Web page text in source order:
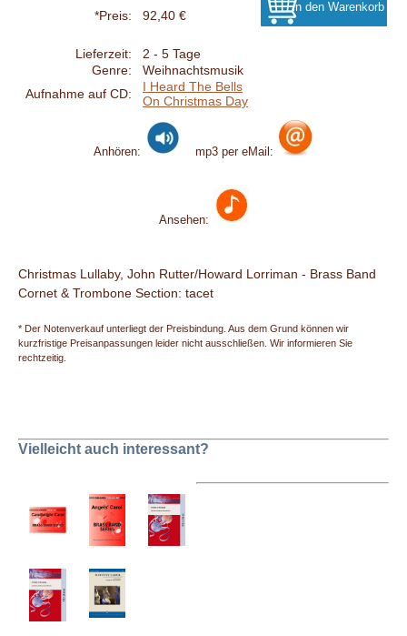
*Preis: 92,40 €
Lieferzeit:
2 - 5 Tage
Genre:
Weihnachtsmusik
Aufnahme auf CD:
I Heard The Bells
On Christmas Day
Anhören: mp3 per eMail:
Ansehen:
Christmas Lullaby, John Rutter/Howard Lorriman - Brass Band
Cornet & Trombone Section: tacet
* Der Notenverkauf unterliegt der Preisbindung. Aus dem Grund können wir
kurzfristige Preisanpassungen leider nicht ausschließen. Wir informieren Sie
rechtzeitig.
Vielleicht auch interessant?